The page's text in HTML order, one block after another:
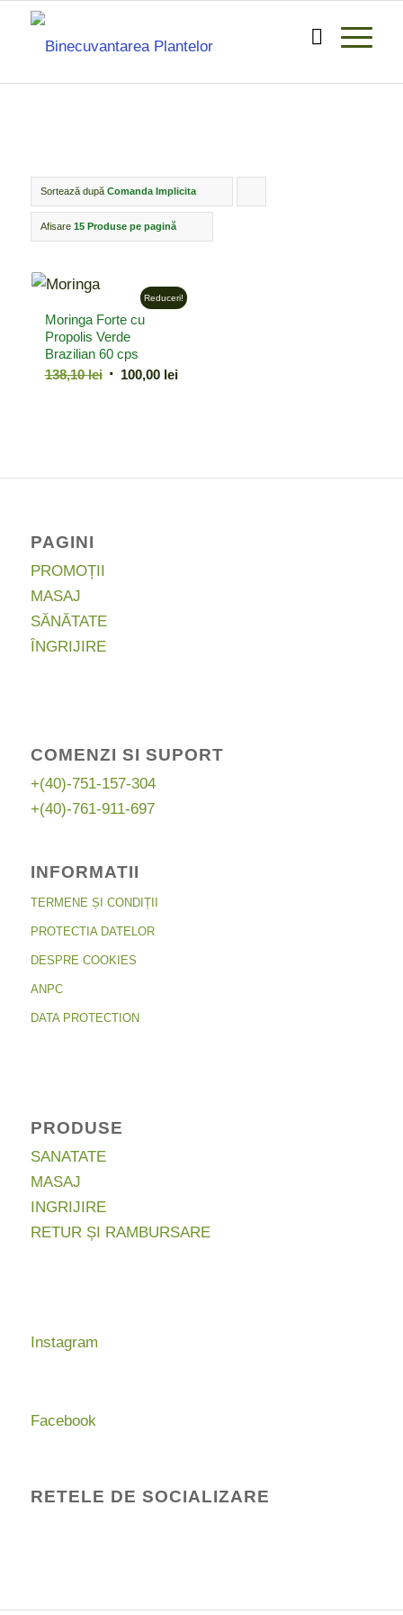
Sortează după Comanda Implicita
Afisare 15 Produse pe pagină
Moringa Forte cu
Propolis Verde
Brazilian 60 cps
138,10lei Prețul
100,00 leiPrețul
Reduceri!
PAGINI
PROMOȚII
MASAJ
SĂNĂTATE
ÎNGRIJIRE
COMENZI SI SUPORT
+(40)-751-157-304
+(40)-761-911-697
INFORMATII
TERMENE ȘI CONDIȚII
PROTECTIA DATELOR
DESPRE COOKIES
ANPC
DATA PROTECTION
PRODUSE
SANATATE
MASAJ
INGRIJIRE
RETUR ȘI RAMBURSARE
Instagram
Facebook
RETELE DE SOCIALIZARE